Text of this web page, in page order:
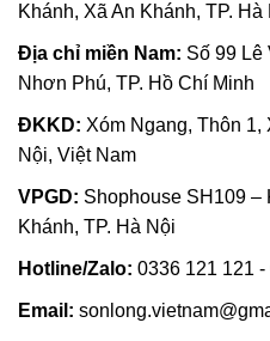
Khánh, Xã An Khánh, TP. Hà
Địa chỉ miền Nam: Số 99 Lê
Nhơn Phú, TP. Hồ Chí Minh
ĐKKD: Xóm Ngang, Thôn
Nội, Việt Nam
VPGD: Shophouse SH109 –
Khánh, TP. Hà Nội
Hotline/Zalo: 0336 121 121
Email: